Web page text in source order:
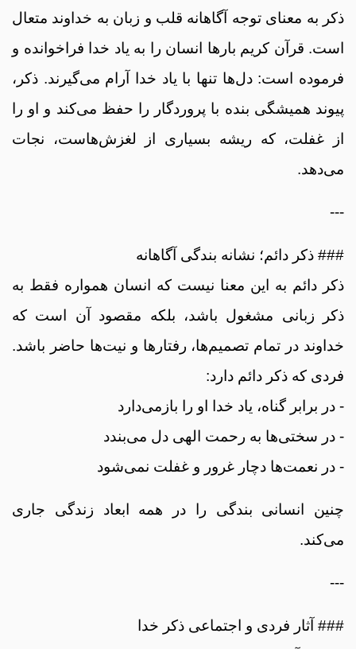
ذکر به معنای توجه آگاهانه قلب و زبان به خداوند متعال
است. قرآن کریم بارها انسان را به یاد خدا فراخوانده و
فرموده است: دل‌ها تنها با یاد خدا آرام می‌گیرند. ذکر،
پیوند همیشگی بنده با پروردگار را حفظ می‌کند و او را
از غفلت، که ریشه بسیاری از لغزش‌هاست، نجات
می‌دهد.
---
### ذکر دائم؛ نشانه بندگی آگاهانه
ذکر دائم به این معنا نیست که انسان همواره فقط به
ذکر زبانی مشغول باشد، بلکه مقصود آن است که
خداوند در تمام تصمیم‌ها، رفتارها و نیت‌ها حاضر باشد.
فردی که ذکر دائم دارد:
- در برابر گناه، یاد خدا او را بازمی‌دارد
- در سختی‌ها به رحمت الهی دل می‌بندد
- در نعمت‌ها دچار غرور و غفلت نمی‌شود
چنین انسانی بندگی را در همه ابعاد زندگی جاری
می‌کند.
---
### آثار فردی و اجتماعی ذکر خدا